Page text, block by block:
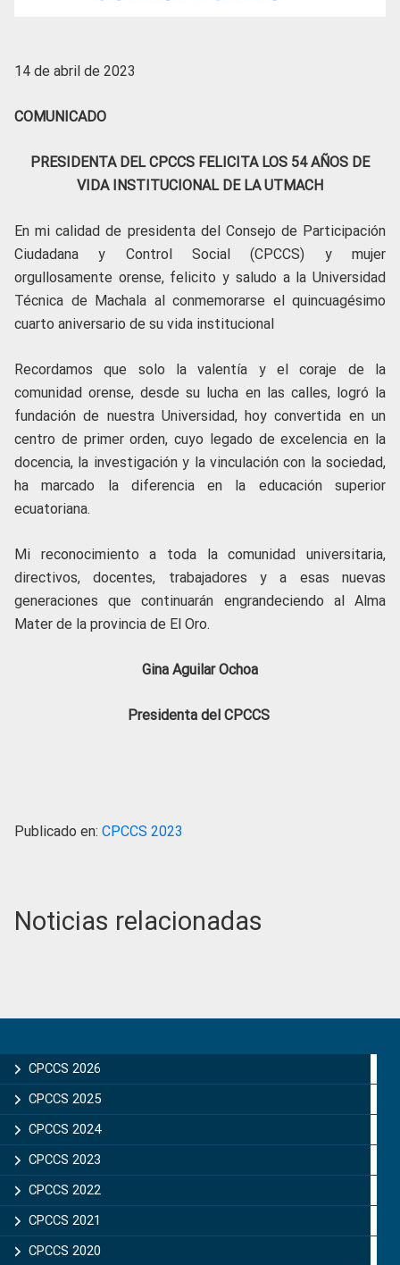
14 de abril de 2023
COMUNICADO
PRESIDENTA DEL CPCCS FELICITA LOS 54 AÑOS DE
VIDA INSTITUCIONAL DE LA UTMACH
En mi calidad de presidenta del Consejo de Participación
Ciudadana y Control Social (CPCCS) y mujer
orgullosamente orense, felicito y saludo a la Universidad
Técnica de Machala al conmemorarse el quincuagésimo
cuarto aniversario de su vida institucional
Recordamos que solo la valentía y el coraje de la
comunidad orense, desde su lucha en las calles, logró la
fundación de nuestra Universidad, hoy convertida en un
centro de primer orden, cuyo legado de excelencia en la
docencia, la investigación y la vinculación con la sociedad,
ha marcado la diferencia en la educación superior
ecuatoriana.
Mi reconocimiento a toda la comunidad universitaria,
directivos, docentes, trabajadores y a esas nuevas
generaciones que continuarán engrandeciendo al Alma
Mater de la provincia de El Oro.
Gina Aguilar Ochoa
Presidenta del CPCCS
Publicado en: CPCCS 2023
Noticias relacionadas
Sidebar
CPCCS 2026
CPCCS 2025
CPCCS 2024
CPCCS 2023
CPCCS 2022
CPCCS 2021
CPCCS 2020